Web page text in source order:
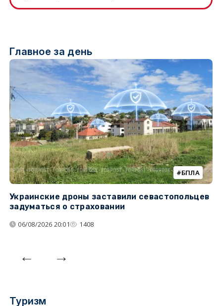
Главное за день
БПЛА
Украинские дроны заставили севастопольцев
задуматься о страховании
06/08/2026 20:01 1408
Туризм